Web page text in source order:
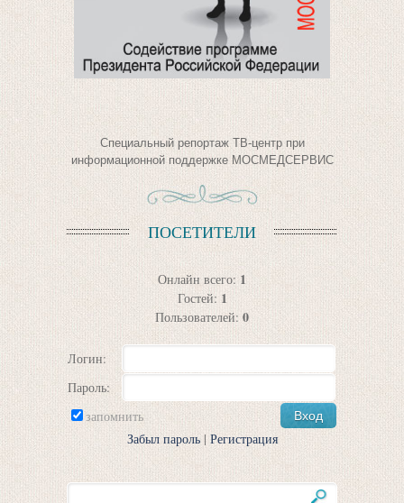
Специальный репортаж ТВ-центр при
информационной поддержке МОСМЕДСЕРВИС
ПОСЕТИТЕЛИ
Онлайн всего: 1
Гостей: 1
Пользователей: 0
Логин:
Пароль:
запомнить
Забыл пароль| Регистрация